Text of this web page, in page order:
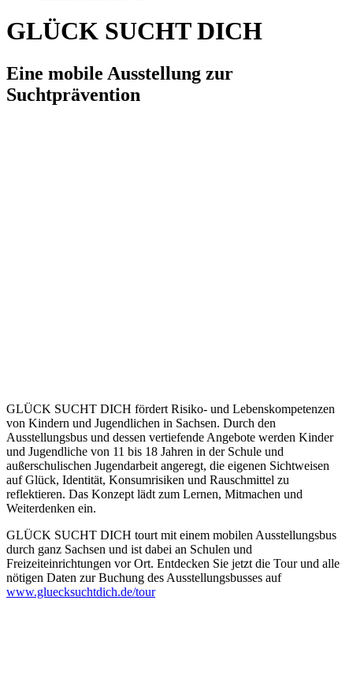
GLÜCK SUCHT DICH
Eine mobile Ausstellung zur
Suchtprävention
GLÜCK SUCHT DICH fördert Risiko- und Lebenskompetenzen
von Kindern und Jugendlichen in Sachsen. Durch den
Ausstellungsbus und dessen vertiefende Angebote werden Kinder
und Jugendliche von 11 bis 18 Jahren in der Schule und
außerschulischen Jugendarbeit angeregt, die eigenen Sichtweisen
auf Glück, Identität, Konsumrisiken und Rauschmittel zu
reflektieren. Das Konzept lädt zum Lernen, Mitmachen und
Weiterdenken ein.
GLÜCK SUCHT DICH tourt mit einem mobilen Ausstellungsbus
durch ganz Sachsen und ist dabei an Schulen und
Freizeiteinrichtungen vor Ort. Entdecken Sie jetzt die Tour und alle
nötigen Daten zur Buchung des Ausstellungsbusses auf
www.gluecksuchtdich.de/tour